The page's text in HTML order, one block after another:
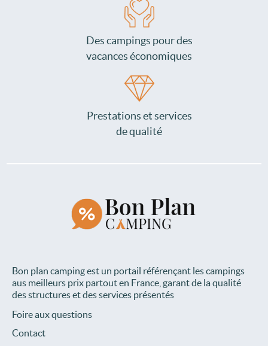
Des campings pour des
vacances économiques
Prestations et services
de qualité
Bon plan camping est un portail référençant les campings
aus meilleurs prix partout en France, garant de la qualité
des structures et des services présentés
Foire aux questions
Contact